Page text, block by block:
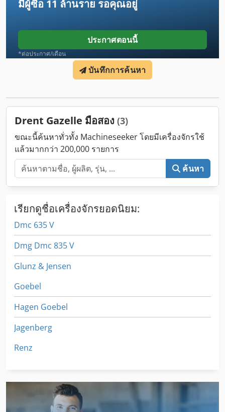
มีผู้ซื้อ 11 ล้านราย รอคุณอยู่
ประกาศตอนนี้
*ต่อประกาศ/เดือน
บันทึกการค้นหา
Drent Gazelle มือสอง (3)
ขณะนี้ค้นหาทั่วทั้ง Machineseeker โดยมีเครื่องจักรใช้
แล้วมากกว่า 200,000 รายการ
ค้นหา
เรียกดูชื่อเครื่องจักรยอดนิยม:
Dmc 635 V
Dmg Dmc 835 V
Glunz & Jensen
Goebel
Hagen Goebel
Jagenberg
Renz